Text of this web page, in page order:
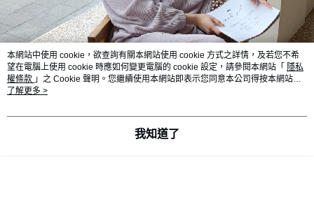
本網站中使用 cookie，欲查詢有關本網站使用 cookie 方式之詳情，及若您不希
望在電腦上使用 cookie 時應如何變更電腦的 cookie 設定，請參閱本網站「 隱私
權條款 」之 Cookie 聲明。您繼續使用本網站即表示您同意本公司得按本網站使
用條款之 Cookie 聲明使用 cookie。
了解更多 >
我知道了